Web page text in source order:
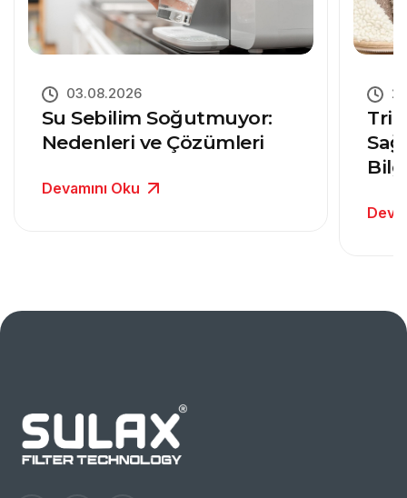
03.08.2026
Su Sebilim Soğutmuyor:
Nedenleri ve Çözümleri
Devamını Oku